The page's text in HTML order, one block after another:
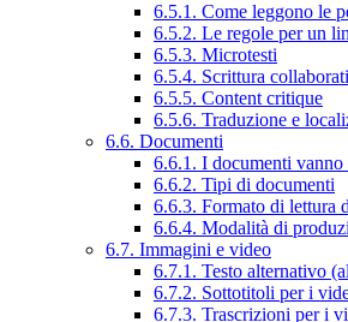
6.5.1. Come leggono le
6.5.2. Le regole per un
6.5.3. Microtesti
6.5.4. Scrittura
6.5.5. Content critique
6.5.6. Traduzione e
6.6. Documenti
6.6.1. I documenti vanno
6.6.2. Tipi di documenti
6.6.3. Formato di lettura
6.6.4. Modalità di
6.7. Immagini e video
6.7.1. Testo alternativo
6.7.2. Sottotitoli per i
6.7.3. Trascrizioni per i